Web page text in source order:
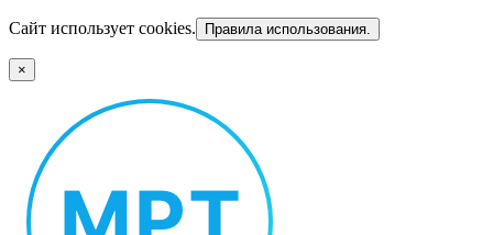
Сайт использует cookies. Правила использования.
×